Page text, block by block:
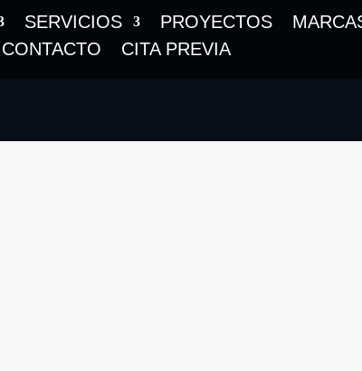
SERVICIOS PROYECTOS
CONTACTO CITA PREVIA